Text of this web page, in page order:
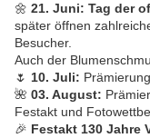
🌼 21. Juni: Tag der
später öffnen
Besucher.
Auch der
🌷 10. Juli:
🌺 03. August:
Festakt und
🎉 Festakt 130 Jahre